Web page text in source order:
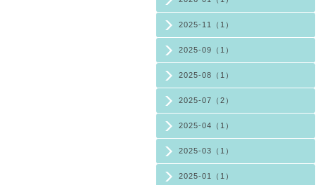
2025-11（1）
2025-09（1）
2025-08（1）
2025-07（2）
2025-04（1）
2025-03（1）
2025-01（1）